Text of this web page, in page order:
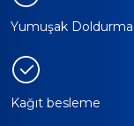
Yumuşak Doldurma
Kağıt besleme